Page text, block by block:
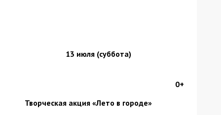
13 июля (суббота)
Творческая акция «Лето в городе»
0+